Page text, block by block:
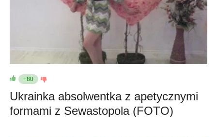
+80
Ukrainka absolwentka z apetycznymi
formami z Sewastopola (FOTO)